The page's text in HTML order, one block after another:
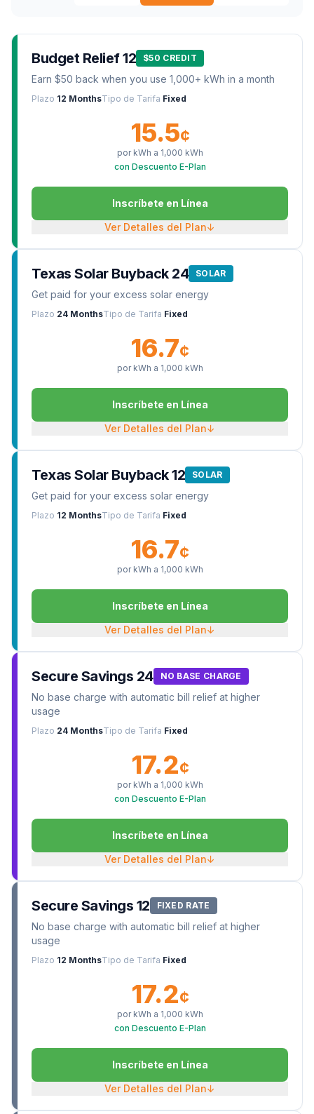
Budget Relief 12 $50 CREDIT
Earn $50 back when you use 1,000+ kWh in a month
Plazo 12 MonthsTipo de Tarifa Fixed
15.5¢
por kWh a 1,000 kWh
con Descuento E-Plan
Inscríbete en Línea
Ver Detalles del Plan↓
Texas Solar Buyback 24 SOLAR
Get paid for your excess solar energy
Plazo 24 MonthsTipo de Tarifa Fixed
16.7¢
por kWh a 1,000 kWh
Inscríbete en Línea
Ver Detalles del Plan↓
Texas Solar Buyback 12 SOLAR
Get paid for your excess solar energy
Plazo 12 MonthsTipo de Tarifa Fixed
16.7¢
por kWh a 1,000 kWh
Inscríbete en Línea
Ver Detalles del Plan↓
Secure Savings 24 NO BASE CHARGE
No base charge with automatic bill relief at higher
usage
Plazo 24 MonthsTipo de Tarifa Fixed
17.2¢
por kWh a 1,000 kWh
con Descuento E-Plan
Inscríbete en Línea
Ver Detalles del Plan↓
Secure Savings 12 FIXED RATE
No base charge with automatic bill relief at higher
usage
Plazo 12 MonthsTipo de Tarifa Fixed
17.2¢
por kWh a 1,000 kWh
con Descuento E-Plan
Inscríbete en Línea
Ver Detalles del Plan↓